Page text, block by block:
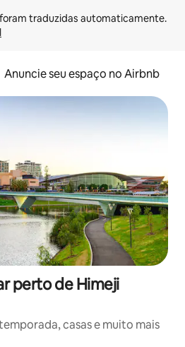
Anuncie seu espaço no Airbnb
perto de Himeji
casas e muito mais